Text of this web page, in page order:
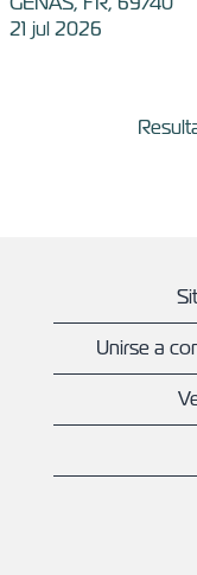
21 jul 2026
Unirse a